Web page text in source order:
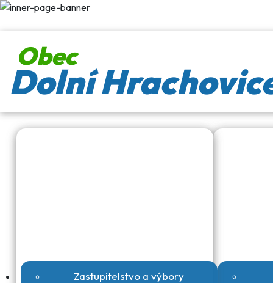
Obec
Dolní
Zastupitelstvo a výbory